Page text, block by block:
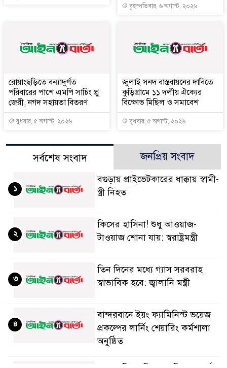
বৃহস্পতিবার, ৬ অগাস্ট, ২০২৬
রোয়াংছড়িতে বন্যাদুর্গত
পরিবারের পাশে এমপি সাচিং প্রু
জেরী, নগদ সহায়তা বিতরণ
বুধবার, ৫ অগাস্ট, ২০২৬
জুলাই সনদ বাস্তবায়নের দাবিতে
কুড়িগ্রামে ১১ দলীয় ঐক্যের
বিক্ষোভ মিছিল ও সমাবেশ
বুধবার, ৫ অগাস্ট, ২০২৬
সর্বশেষ সংবাদ জনপ্রিয় সংবাদ
বগুড়ায় প্রাইভেটকারের ধাক্কায় স্বামী-
স্ত্রী নিহত
১
কিসের হাসিনা! শুধু আওয়াজ-
টাওয়াজ শোনা যায়: স্বরাষ্ট্রমন্ত্রী
২
তিন দিনের মধ্যে গ্যাস সরবরাহ
স্বাভাবিক হবে: জ্বালানি মন্ত্রী
৩
বান্দরবানে ইয়ং ফ্যামিনিস্ট ভয়েজ
প্রকল্পের লার্নিং শেয়ারিং কর্মশালা
অনুষ্ঠিত
৪